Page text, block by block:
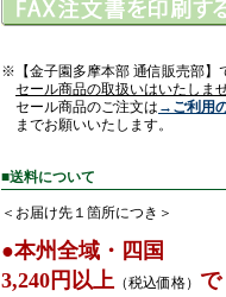
※【金子園多摩本部 通信販売部】
セール商品の取扱いはいたしま
セール商品のご注文は →ご利用
までお願いいたします。
■送料について
＜お届け先１箇所につき＞
●本州全域・四国
3,240円以上 （税込価格） で